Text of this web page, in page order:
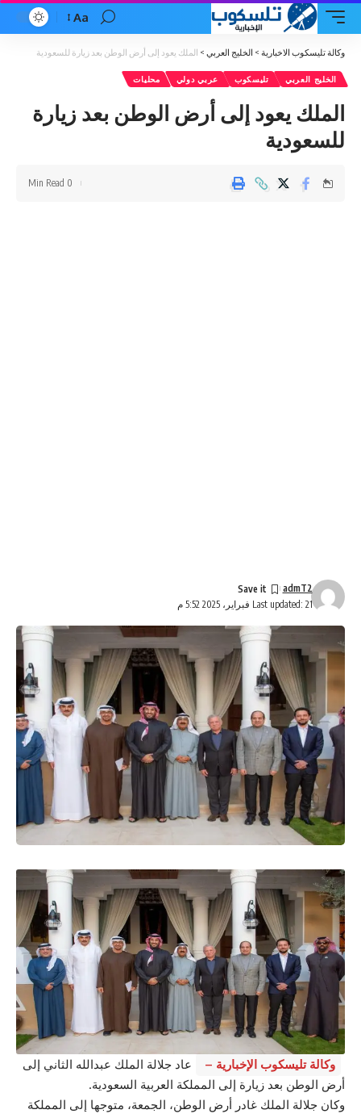
Font
Resizer
Aa
وكالة تليسكوب الاخبارية > الخليج العربي > الملك يعود إلى أرض الوطن بعد زيارة للسعودية
الخليج العربي تليسكوب عربي دولي محليات
الملك يعود إلى أرض الوطن بعد زيارة
للسعودية
Last updated: 21 فبراير، 2025 5:52 م
admT2
0 Min Read
وكالة تليسكوب الإخبارية –
عاد جلالة الملك عبدالله الثاني إلى
أرض الوطن بعد زيارة إلى المملكة العربية السعودية.
وكان جلالة الملك غادر أرض الوطن، الجمعة، متوجها إلى المملكة